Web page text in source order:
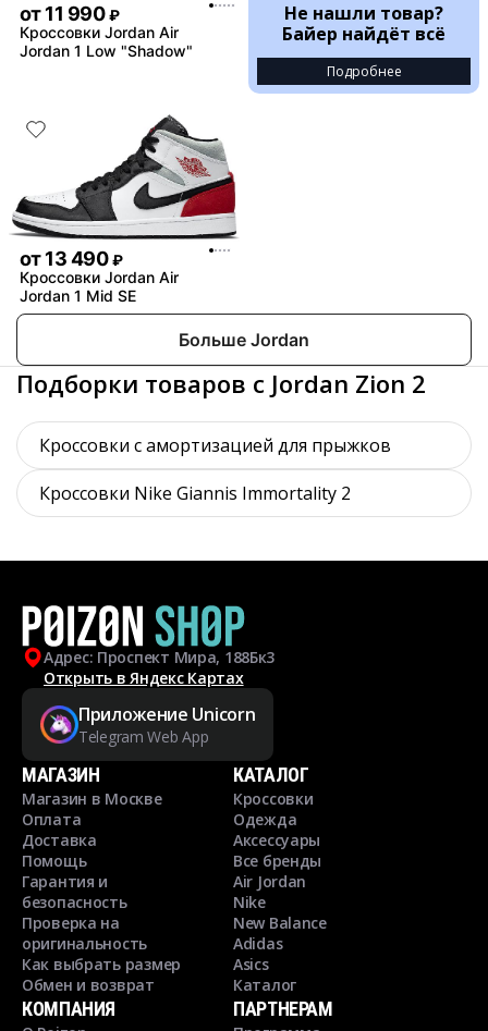
от11 990 ₽
Кроссовки Jordan Air
Jordan 1 Low "Shadow"
Не нашли товар?
Байер найдёт всё
Подробнее
от13 490 ₽
Кроссовки Jordan Air
Jordan 1 Mid SE
Больше Jordan
Подборки товаров с Jordan Zion 2
Кроссовки с амортизацией для прыжков
Кроссовки Nike Giannis Immortality 2
Адрес: Проспект Мира, 188Бк3
Открыть в Яндекс Картах
Приложение Unicorn
Telegram Web App
МАГАЗИН
Магазин в Москве
Оплата
Доставка
Помощь
Гарантия и
безопасность
Проверка на
оригинальность
Как выбрать размер
Обмен и возврат
КАТАЛОГ
Кроссовки
Одежда
Аксессуары
Все бренды
Air Jordan
Nike
New Balance
Adidas
Asics
Каталог
КОМПАНИЯ ПАРТНЕРАМ